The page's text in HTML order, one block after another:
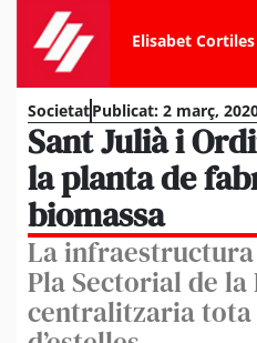
Elisabet Cortiles
SocietatPublicat: 2 març,
Sant Julià i
la planta de
biomassa
La
Pla Sectorial de
centralitzaria